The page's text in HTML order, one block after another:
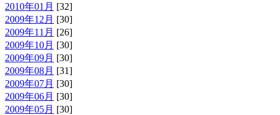
2010年01月 [32]
2009年12月 [30]
2009年11月 [26]
2009年10月 [30]
2009年09月 [30]
2009年08月 [31]
2009年07月 [30]
2009年06月 [30]
2009年05月 [30]